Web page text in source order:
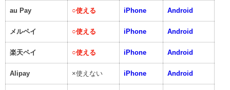
au Pay ○使える iPhone Android
メルペイ ○使える iPhone Android
楽天ペイ ○使える iPhone Android
Alipay ×使えない iPhone Android